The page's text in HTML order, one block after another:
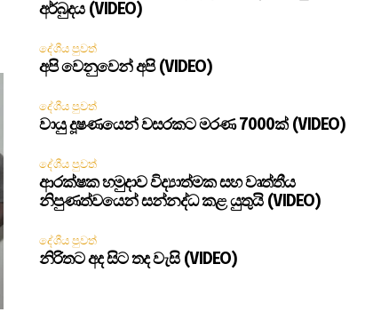
අර්බුදය (VIDEO)
දේශීය පුවත්
අපි වෙනුවෙන් අපි (VIDEO)
දේශීය පුවත්
වායු දූෂණයෙන් වසරකට මරණ 7000ක් (VIDEO)
දේශීය පුවත්
ආරක්ෂක හමුදාව විද්‍යාත්මක සහ වෘත්තීය
නිපුණත්වයෙන් සන්නද්ධ කළ යුතුයි (VIDEO)
දේශීය පුවත්
නිරිතට අද සිට තද වැසි (VIDEO)